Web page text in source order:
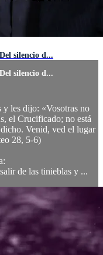
silencio d...
silencio d...
les dijo: «Vosotras no
el Crucificado; no está
Venid, ved el lugar
28, 5-6)
de las tinieblas y ...